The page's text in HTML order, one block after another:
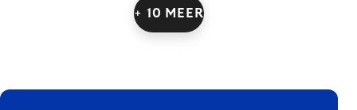
+ 10 MEER
FOOTER